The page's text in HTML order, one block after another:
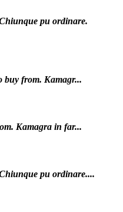
pu ordinare.
buy from. Kamagr...
Kamagra in far...
pu ordinare....